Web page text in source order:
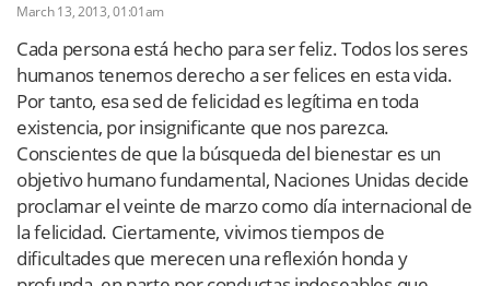
Iniciar sesión con Clascal
March 13, 2013, 01:01am
Cada persona está hecho para ser feliz. Todos los seres
humanos tenemos derecho a ser felices en esta vida.
Por tanto, esa sed de felicidad es legítima en toda
existencia, por insignificante que nos parezca.
Conscientes de que la búsqueda del bienestar es un
objetivo humano fundamental, Naciones Unidas decide
proclamar el veinte de marzo como día internacional de
la felicidad. Ciertamente, vivimos tiempos de
dificultades que merecen una reflexión honda y